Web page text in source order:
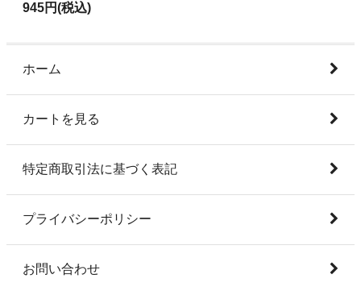
945円(税込)
ホーム
カートを見る
特定商取引法に基づく表記
プライバシーポリシー
お問い合わせ